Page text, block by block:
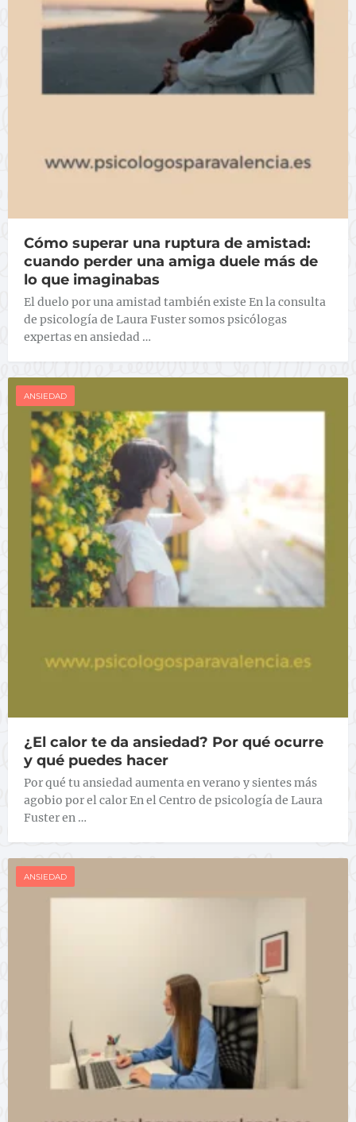
Cómo superar una ruptura de amistad:
cuando perder una amiga duele más de
lo que imaginabas
El duelo por una amistad también existe En la consulta
de psicología de Laura Fuster somos psicólogas
expertas en ansiedad …
ANSIEDAD
¿El calor te da ansiedad? Por qué ocurre
y qué puedes hacer
Por qué tu ansiedad aumenta en verano y sientes más
agobio por el calor En el Centro de psicología de Laura
Fuster en …
ANSIEDAD